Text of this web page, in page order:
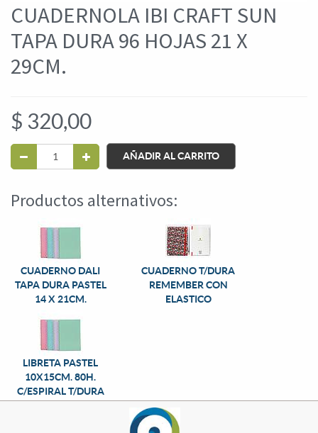
CUADERNOLA IBI CRAFT SUN
TAPA DURA 96 HOJAS 21 X
29CM.
$ 320,00
AÑADIR AL CARRITO
Productos alternativos:
CUADERNO DALI
TAPA DURA PASTEL
14 X 21CM.
CUADERNO T/DURA
REMEMBER CON
ELASTICO
LIBRETA PASTEL
10X15CM. 80H.
C/ESPIRAL T/DURA